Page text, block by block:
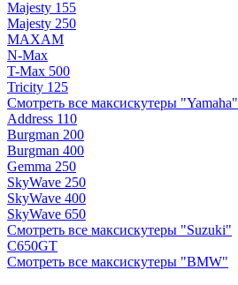
Majesty 155
Majesty 250
MAXAM
N-Max
T-Max 500
Tricity 125
Смотреть все максискутеры "Yamaha"
Address 110
Burgman 200
Burgman 400
Gemma 250
SkyWave 250
SkyWave 400
SkyWave 650
Смотреть все максискутеры "Suzuki"
C650GT
Смотреть все максискутеры "BMW"